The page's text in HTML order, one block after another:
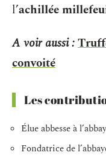
l’achillée
A voir aussi :
convoité
Les
Élue abbesse à
Fondatrice de